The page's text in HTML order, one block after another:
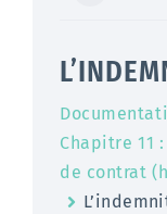
Chapitre 11
de contrat